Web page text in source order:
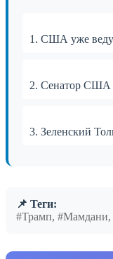
1. США уже
2. Сенатор США
3. Зеленский
📌 Теги:
#Трамп, #Мамдани,